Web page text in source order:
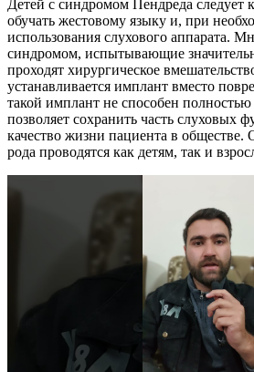
Детей с синдромом Пендреда следует
обучать жестовому языку и, при
использования слухового аппарата.
синдромом, испытывающие
проходят хирургическое
устанавливается имплант вместо
такой имплант не способен полностью
позволяет сохранить часть слуховых
качество жизни пациента в обществе.
рода проводятся как детям, так и